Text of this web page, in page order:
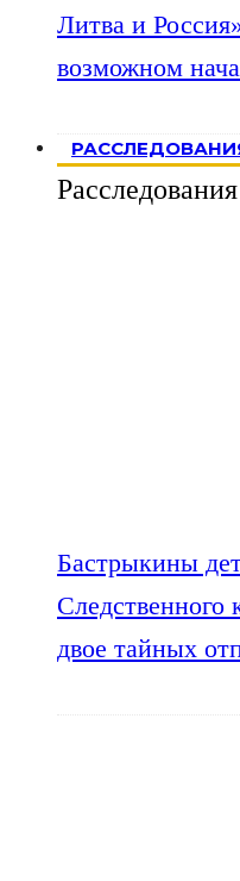
Литва и
возможном
Расследования
Бастрыкины
двое тайных